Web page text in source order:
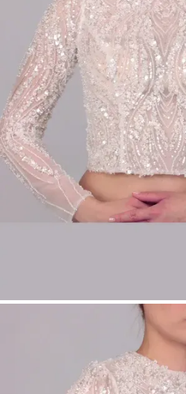
feinem
Edle Glossy-Spitze mit
Lange Ärmel aus
Eleganter,
Farbe:
Größen:
Perfekt für
Make Up –
Bridal Fashion Düsseldorf |
Braut Top | Perlen &